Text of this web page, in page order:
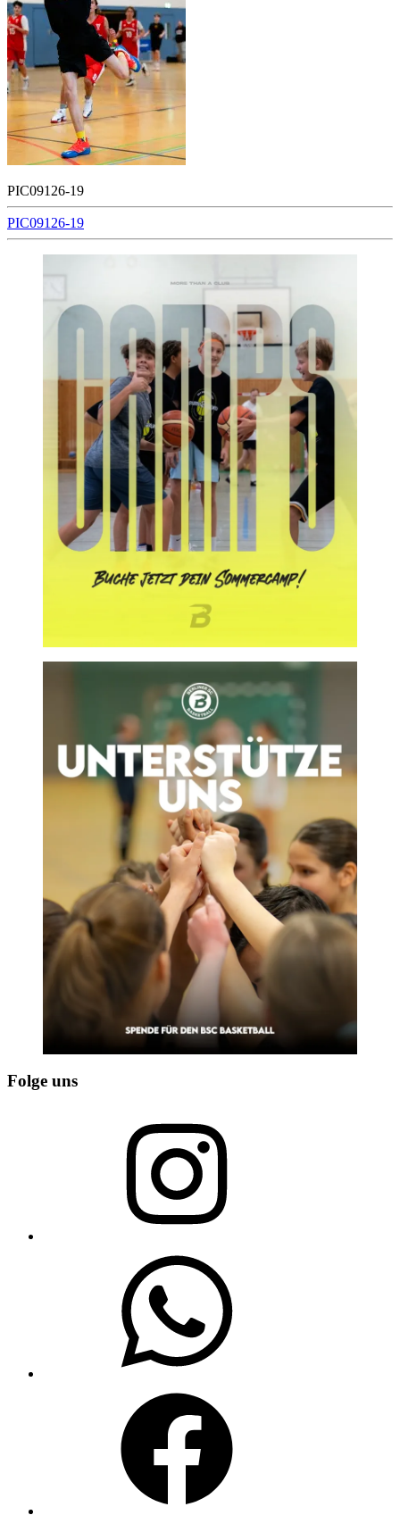
PIC09126-19
Beitragsnavigation
PIC09126-19
Folge uns